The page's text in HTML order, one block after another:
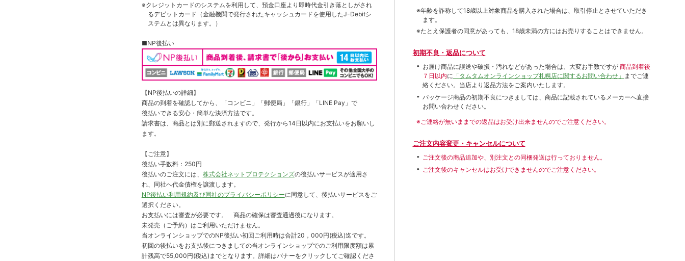
※クレジットカードのシステムを利用して、預金口座より即時代金引き落としがされ
るデビットカード（金融機関で発行されたキャッシュカードを使用したJ-Debitシ
ステムとは異なります。）
■NP後払い
【NP後払いの詳細】
商品の到着を確認してから、「コンビニ」「郵便局」「銀行」「LINE Pay」で
後払いできる安心・簡単な決済方法です。
請求書は、商品とは別に郵送されますので、発行から14日以内にお支払いをお願いし
ます。
【ご注意】
後払い手数料：250円
後払いのご注文には、 株式会社ネットプロテクションズの後払いサービスが適用さ
れ、同社へ代金債権を譲渡します。
NP後払い利用規約及び同社のプライバシーポリシーに同意して、後払いサービスをご
選択ください。
お支払いには審査が必要です。 商品の確保は審査通過後になります。
未発売（ご予約）はご利用いただけません。
当オンラインショップでのNP後払い初回ご利用時は合計20，000円(税込)迄です。
初回の後払いをお支払後につきましての当オンラインショップでのご利用限度額は累
計残高で55,000円(税込)までとなります。詳細はバナーをクリックしてご確認くださ
※年齢を詐称して18歳以上対象商品を購入された場合は、取引停止とさせていただき
ます。
※たとえ保護者の同意があっても、18歳未満の方にはお売りすることはできません。
初期不良・返品について
お届け商品に誤送や破損・汚れなどがあった場合は、大変お手数ですが 商品到着後
７日以内に 「タムタムオンラインショップ札幌店に関するお問い合わせ」 までご連
絡ください。当店より返品方法をご案内いたします。
パッケージ商品の初期不良につきましては、商品に記載されているメーカーへ直接
お問い合わせください。
※ご連絡が無いままでの返品はお受け出来ませんのでご注意ください。
ご注文内容変更・キャンセルについて
ご注文後の商品追加や、別注文との同梱発送は行っておりません。
ご注文後のキャンセルはお受けできませんのでご注意ください。